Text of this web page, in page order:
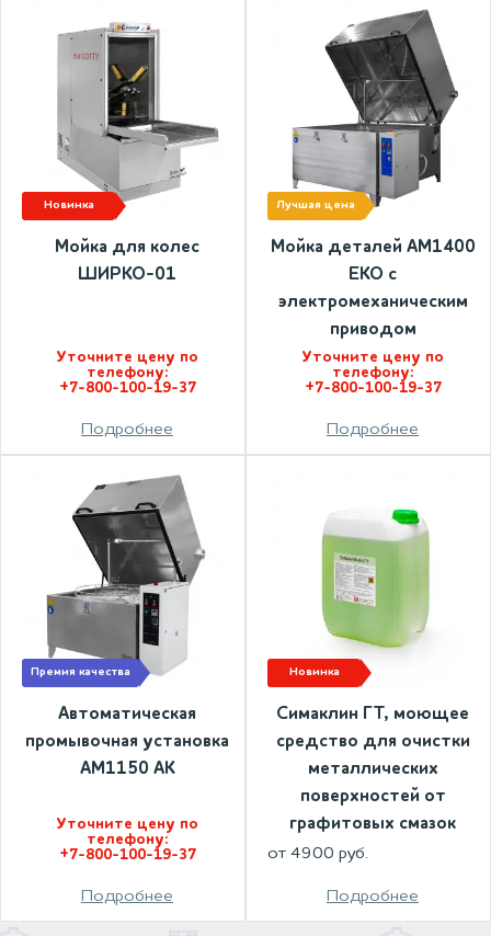
новинка
Мойка для колес
ШИРКО-01
Уточните цену по
телефону:
+7-800-100-19-37
Подробнее
лучшая цена
Мойка деталей АМ1400
ЕКО с
электромеханическим
приводом
Уточните цену по
телефону:
+7-800-100-19-37
Подробнее
премия качества
Автоматическая
промывочная установка
АМ1150 АК
Уточните цену по
телефону:
+7-800-100-19-37
Подробнее
новинка
Симаклин ГТ, моющее
средство для очистки
металлических
поверхностей от
графитовых смазок
от 4900 руб.
Подробнее